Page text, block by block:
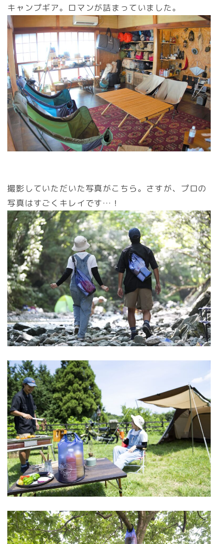
キャンプギア。ロマンが詰まっていました。
撮影していただいた写真がこちら。さすが、プロの
写真はすごくキレイです…！